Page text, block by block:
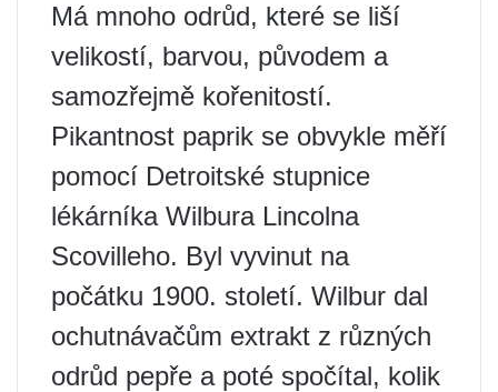
Má mnoho odrůd, které se liší
velikostí, barvou, původem a
samozřejmě kořenitostí.
Pikantnost paprik se obvykle měří
pomocí Detroitské stupnice
lékárníka Wilbura Lincolna
Scovilleho. Byl vyvinut na
počátku 1900. století. Wilbur dal
ochutnávačům extrakt z různých
odrůd pepře a poté spočítal, kolik